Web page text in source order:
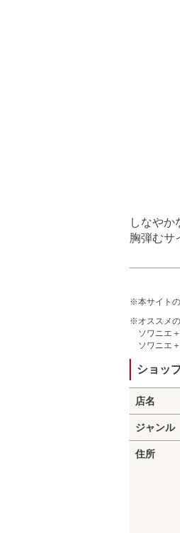
しなやか
胸弾むサ
※本サイトの
※オススメ
ソワニエ
ソワニエ
ショッ
店名
ジャンル
住所